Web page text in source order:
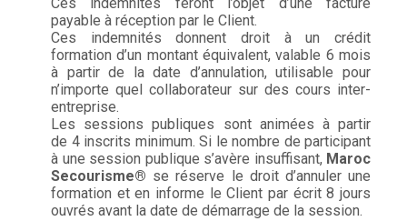
Ces indemnités feront l’objet d’une facture
payable à réception par le Client.
Ces indemnités donnent droit à un crédit
formation d’un montant équivalent, valable 6 mois
à partir de la date d’annulation, utilisable pour
n’importe quel collaborateur sur des cours inter-
entreprise.
Les sessions publiques sont animées à partir
de 4 inscrits minimum. Si le nombre de participant
à une session publique s’avère insuffisant, Maroc
Secourisme® se réserve le droit d’annuler une
formation et en informe le Client par écrit 8 jours
ouvrés avant la date de démarrage de la session.